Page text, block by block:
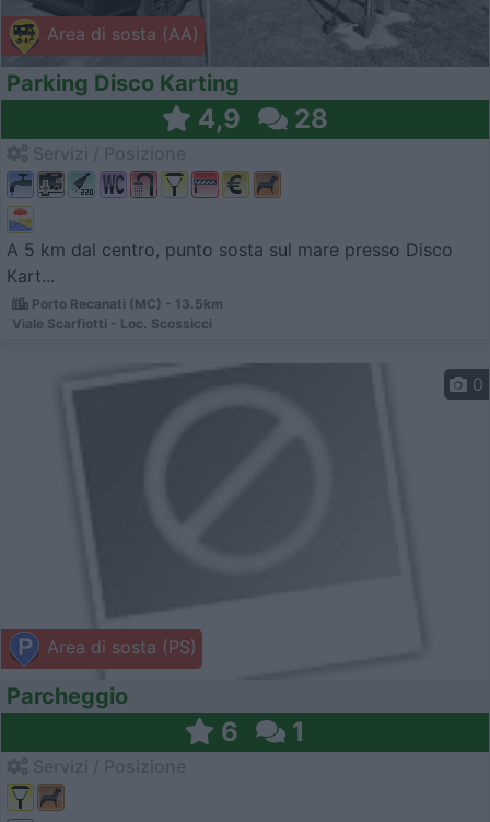
Area di sosta (AA)
Parking Disco Karting
4,9 28
A 5 km dal centro, punto sosta sul mare presso Disco
Kart...
Porto Recanati (MC) - 13.5km
Viale Scarfiotti - Loc. Scossicci
Area di sosta (PS)
0
Parcheggio
6 1